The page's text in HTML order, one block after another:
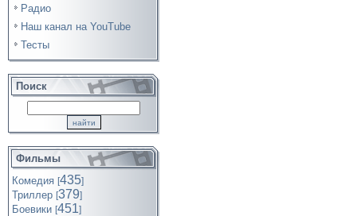
Радио
Наш канал на YouTube
Тесты
Поиск
Фильмы
Комедия [435]
Триллер [379]
Боевики [451]